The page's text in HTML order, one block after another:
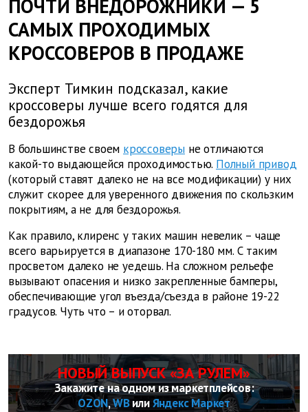
ПОЧТИ ВНЕДОРОЖНИКИ — 5
САМЫХ ПРОХОДИМЫХ
КРОССОВЕРОВ В ПРОДАЖЕ
Эксперт Тимкин подсказал, какие
кроссоверы лучше всего годятся для
бездорожья
В большинстве своем кроссоверы не отличаются
какой-то выдающейся проходимостью. Полный привод
(который ставят далеко не на все модификации) у них
служит скорее для уверенного движения по скользким
покрытиям, а не для бездорожья.
Как правило, клиренс у таких машин невелик – чаще
всего варьируется в диапазоне 170-180 мм. С таким
просветом далеко не уедешь. На сложном рельефе
вызывают опасения и низко закрепленные бамперы,
обеспечивающие угол въезда/съезда в районе 19-22
градусов. Чуть что – и оторвал.
НОВЫЙ ВЫПУСК «ЗА РУЛЕМ»
Закажите на одном из маркетплейсов:
OZON,WBилиЯндекс Маркет